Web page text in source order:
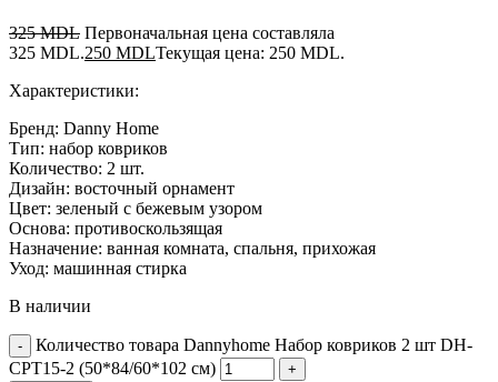
325MDL Первоначальная цена составляла
325 MDL.250 MDLТекущая цена: 250 MDL.
Характеристики:
Бренд: Danny Home
Тип: набор ковриков
Количество: 2 шт.
Дизайн: восточный орнамент
Цвет: зеленый с бежевым узором
Основа: противоскользящая
Назначение: ванная комната, спальня, прихожая
Уход: машинная стирка
В наличии
Количество товара Dannyhome Набор ковриков 2 шт DH-
CPT15-2 (50*84/60*102 см)